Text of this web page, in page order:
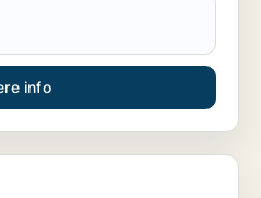
info
søger værksted, restaurant,